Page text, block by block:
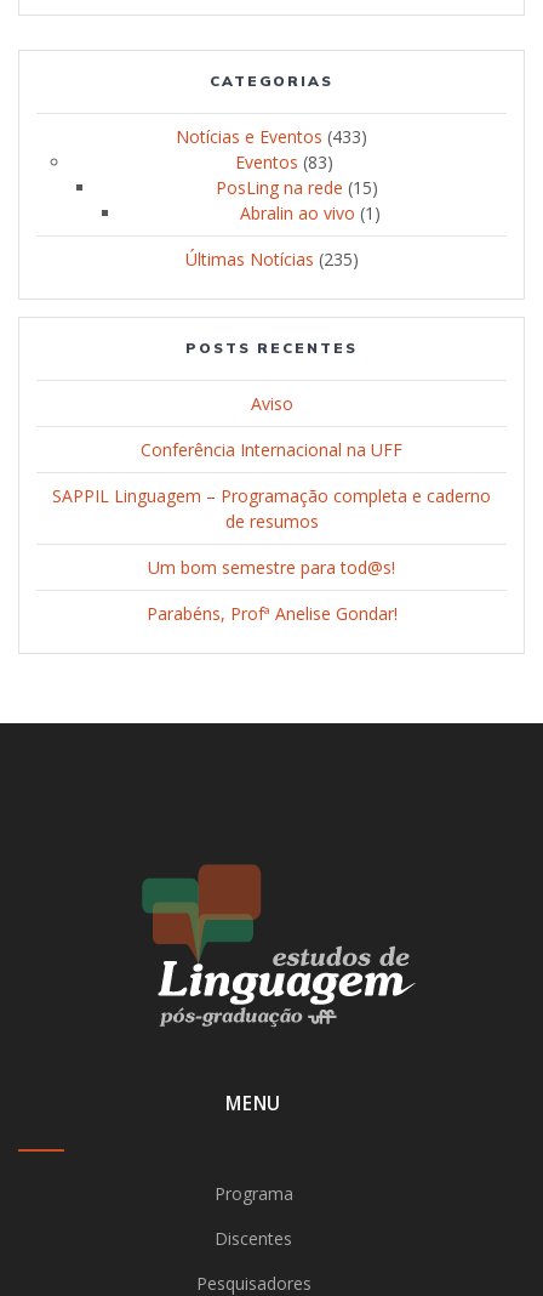
CATEGORIAS
Notícias e Eventos (433)
Eventos (83)
PosLing na rede (15)
Abralin ao vivo (1)
Últimas Notícias (235)
POSTS RECENTES
Aviso
Conferência Internacional na UFF
SAPPIL Linguagem – Programação completa e caderno
de resumos
Um bom semestre para tod@s!
Parabéns, Profª Anelise Gondar!
MENU
Programa
Discentes
Pesquisadores